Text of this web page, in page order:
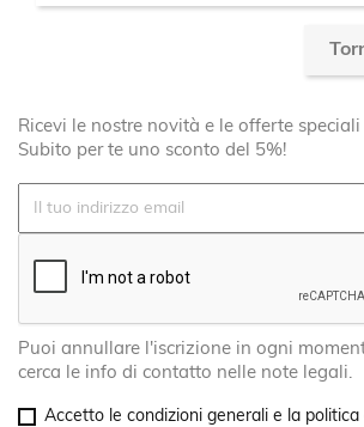
Ricevi le nostre novità e le offerte speciali
Subito per te uno sconto del 5%!
Puoi annullare l'iscrizione in ogni
cerca le info di contatto nelle note legali.
Accetto le condizioni generali e la